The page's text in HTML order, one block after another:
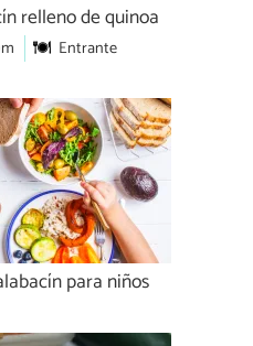
relleno de quinoa
Entrante
para niños